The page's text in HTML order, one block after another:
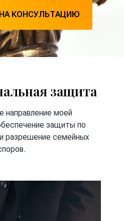
КОНСУЛЬТАЦИЮ
защита
направление моей
защиты по
разрешение семейных